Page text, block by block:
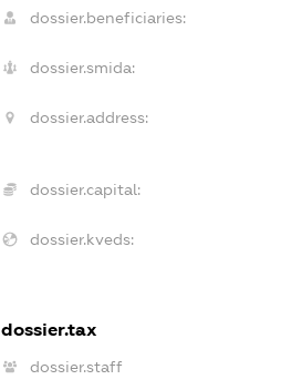
dossier.beneficiaries:
dossier.smida:
dossier.address:
dossier.capital:
dossier.kveds:
dossier.tax
dossier.staff